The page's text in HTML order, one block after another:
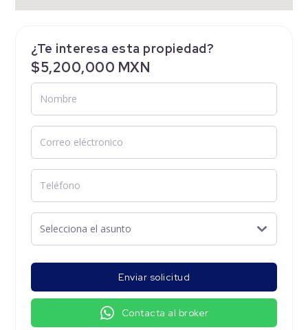
¿Te interesa esta propiedad?
$5,200,000 MXN
Enviar solicitud
Contacta al broker